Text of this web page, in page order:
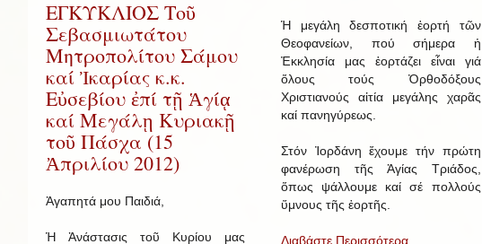
ΕΓΚΥΚΛΙΟΣ Τοῦ
Σεβασμιωτάτου
Μητροπολίτου Σάμου
καί Ἰκαρίας κ.κ.
Εὐσεβίου ἐπί τῇ Ἁγίᾳ
καί Μεγάλῃ Κυριακῇ
τοῦ Πάσχα (15
Ἀπριλίου 2012)
Ἀγαπητά μου Παιδιά,
Ἡ Ἀνάστασις τοῦ Κυρίου μας
Ἡ μεγάλη δεσποτική ἑορτή τῶν
Θεοφανείων, πού σήμερα ἡ
Ἐκκλησία μας ἑορτάζει εἶναι γιά
ὅλους τούς Ὀρθοδόξους
Χριστιανούς αἰτία μεγάλης χαρᾶς
καί πανηγύρεως.
Στόν Ἰορδάνη ἔχουμε τήν πρώτη
φανέρωση τῆς Ἁγίας Τριάδος,
ὅπως ψάλλουμε καί σέ πολλούς
ὕμνους τῆς ἑορτῆς.
Διαβάστε Περισσότερα